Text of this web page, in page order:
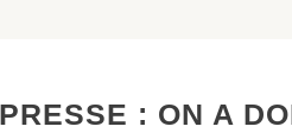
: ON A